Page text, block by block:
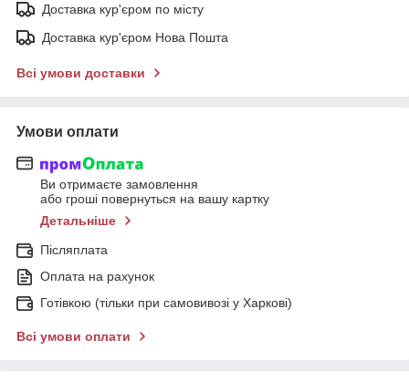
Доставка кур'єром по місту
Доставка кур'єром Нова Пошта
Всі умови доставки
Умови оплати
Ви отримаєте замовлення
або гроші повернуться на вашу картку
Детальніше
Післяплата
Оплата на рахунок
Готівкою (тільки при самовивозі у Харкові)
Всі умови оплати